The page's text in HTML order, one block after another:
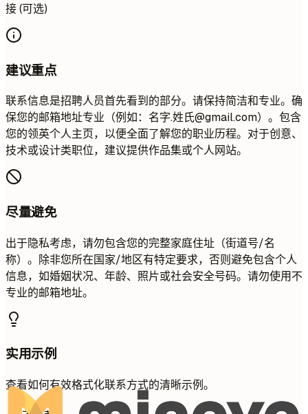
接 (可选)
建议重点
联系信息是招聘人员首先看到的部分。请保持简洁和专业。确
保您的邮箱地址专业（例如：名字.姓氏@gmail.com）。包含
您的领英个人主页，以便全面了解您的职业历程。对于创意、
技术或设计类职位，建议提供作品集或个人网站。
尽量避免
出于隐私考虑，请勿包含您的完整家庭住址（街道号/名
称）。除非您所在国家/地区有特定要求，否则避免包含个人
信息，如婚姻状况、年龄、照片或社会安全号码。请勿使用不
专业的邮箱地址。
实用示例
查看如何有效格式化联系方式的清晰示例。